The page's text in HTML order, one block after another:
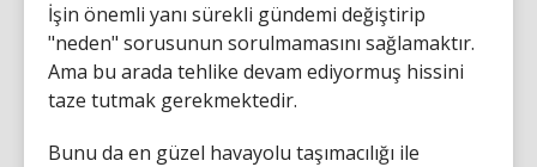
İşin önemli yanı sürekli gündemi değiştirip
"neden" sorusunun sorulmamasını sağlamaktır.
Ama bu arada tehlike devam ediyormuş hissini
taze tutmak gerekmektedir.
Bunu da en güzel havayolu taşımacılığı ile